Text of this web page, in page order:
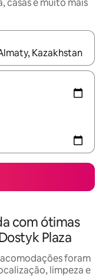
casas e muito mais
explore-os
com ótimas
Plaza
foram
limpeza e